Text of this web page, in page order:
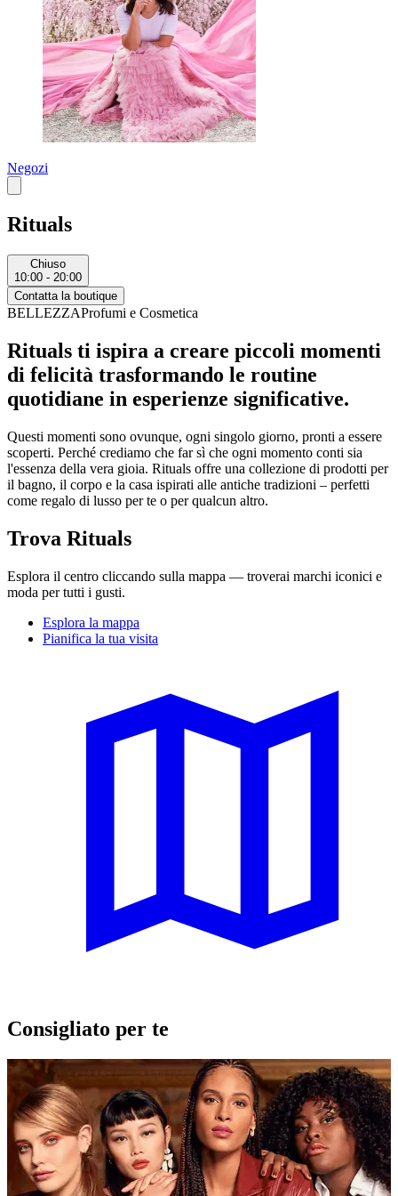
Negozi
Rituals
Chiuso
10:00 - 20:00
Contatta la boutique
BELLEZZAProfumi e Cosmetica
Rituals ti ispira a creare piccoli momenti
di felicità trasformando le routine
quotidiane in esperienze significative.
Questi momenti sono ovunque, ogni singolo giorno, pronti a essere
scoperti. Perché crediamo che far sì che ogni momento conti sia
l'essenza della vera gioia. Rituals offre una collezione di prodotti per
il bagno, il corpo e la casa ispirati alle antiche tradizioni – perfetti
come regalo di lusso per te o per qualcun altro.
Trova Rituals
Esplora il centro cliccando sulla mappa — troverai marchi iconici e
moda per tutti i gusti.
Esplora la mappa
Pianifica la tua visita
Consigliato per te